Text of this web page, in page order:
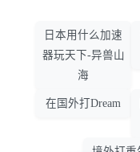
日本用什么加速
器玩天下-异兽山
海
在国外打Dream